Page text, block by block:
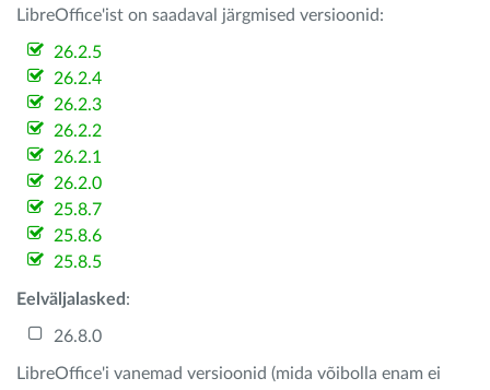
LibreOffice'ist on saadaval järgmised versioonid:
26.2.5
26.2.4
26.2.3
26.2.2
26.2.1
26.2.0
25.8.7
25.8.6
25.8.5
Eelväljalasked :
26.8.0
LibreOffice'i vanemad versioonid (mida võibolla enam ei